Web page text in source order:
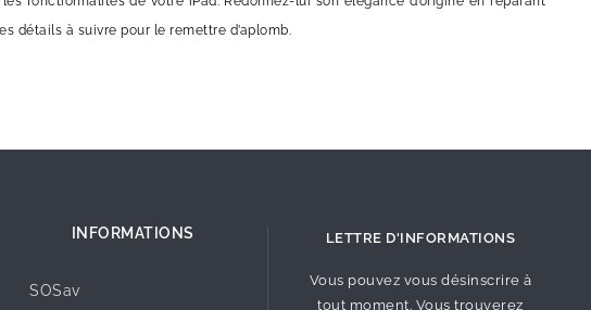
détails à suivre pour le remettre d’aplomb.
INFORMATIONS
SOSav
LETTRE D'INFORMATIONS
Vous pouvez vous désinscrire à
tout moment. Vous trouverez